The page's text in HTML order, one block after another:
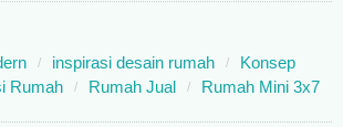
inspirasi desain rumah
Konsep
Rumah Rumah Jual Rumah Mini 3x7